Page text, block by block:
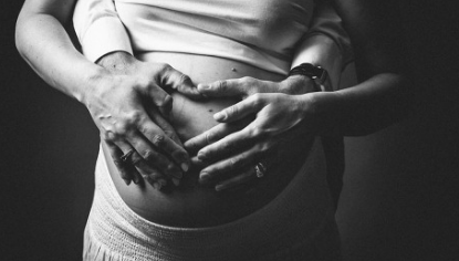
GROSSESSE | SEANCE INTIME | STUDIO LUMIERE
NATURELLE | LOIRE & HAUTE-LOIRE